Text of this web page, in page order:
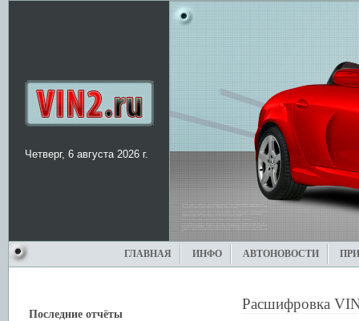
Четверг, 6 августа 2026 г.
ГЛАВНАЯ ИНФО АВТОНОВОСТИ
Последние отчёты
Расшифровка